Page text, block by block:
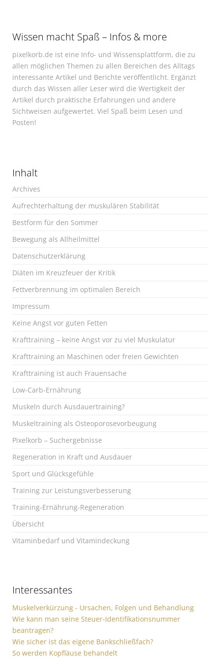
Wissen macht Spaß – Infos & more
pixelkorb.de ist eine Info- und Wissensplattform, die zu
allen möglichen Themen zu allen Bereichen des Alltags
interessante Artikel und Berichte veröffentlicht. Ergänzt
durch das Wissen aller Leser wird die Wertigkeit der
Artikel durch praktische Erfahrungen und andere
Sichtweisen aufgewertet. Viel Spaß beim Lesen und
Posten!
Inhalt
Archives
Aufrechterhaltung der muskulären Stabilität
Bestform für den Sommer
Bewegung als Allheilmittel
Datenschutzerklärung
Diäten im Kreuzfeuer der Kritik
Fettverbrennung im optimalen Bereich
Impressum
Keine Angst vor guten Fetten
Krafttraining – keine Angst vor zu viel Muskulatur
Krafttraining an Maschinen oder freien Gewichten
Krafttraining ist auch Frauensache
Low-Carb-Ernährung
Muskeln durch Ausdauertraining?
Muskeltraining als Osteoporosevorbeugung
Pixelkorb – Suchergebnisse
Regeneration in Kraft und Ausdauer
Sport und Glücksgefühle
Training zur Leistungsverbesserung
Training-Ernährung-Regeneration
Übersicht
Vitaminbedarf und Vitamindeckung
Interessantes
Muskelverkürzung - Ursachen, Folgen und Behandlung
Wie kann man seine Steuer-Identifikationsnummer
beantragen?
Wie sicher ist das eigene Bankschließfach?
So werden Kopfläuse behandelt